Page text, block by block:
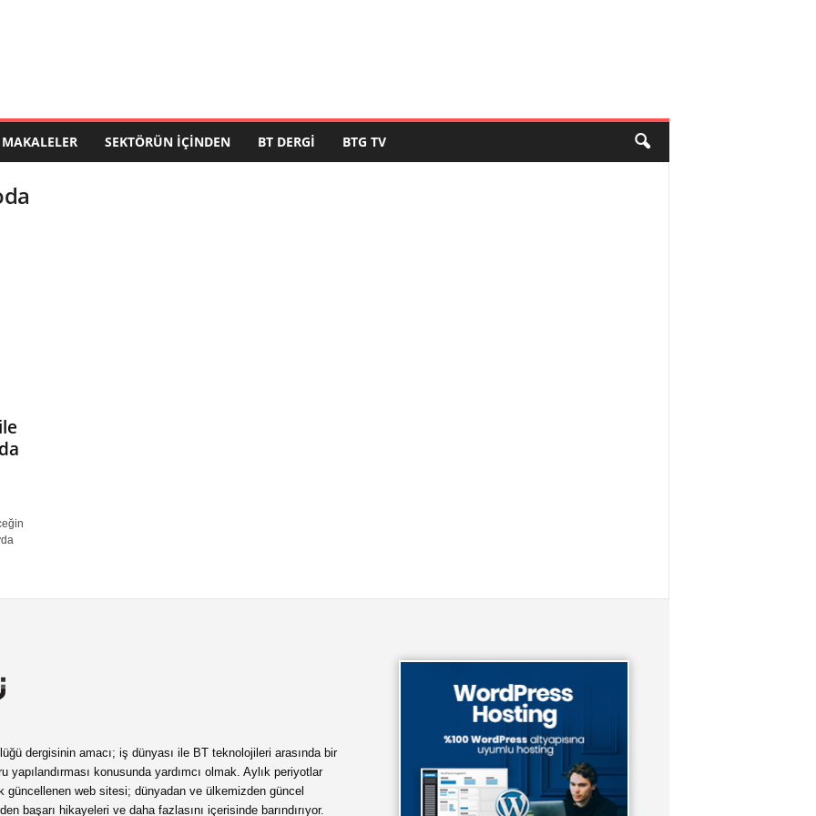
MAKALELER SEKTÖRÜN İÇINDEN BT DERGI BTG TV
dergisinin amacı; iş dünyası ile BT teknolojileri arasında bir
yapılandırması konusunda yardımcı olmak. Aylık periyotlar
güncellenen web sitesi; dünyadan ve ülkemizden güncel
başarı hikayeleri ve daha fazlasını içerisinde barındırıyor.